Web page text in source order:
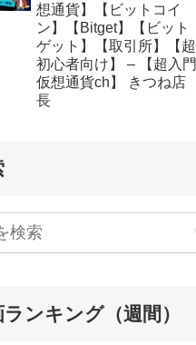
想通貨】【ビットコイ
ン】【Bitget】【ビット
ゲット】【取引所】【超
初心者向け】 – 【超入門
仮想通貨ch】 きつね店
長
ランキング（週間）